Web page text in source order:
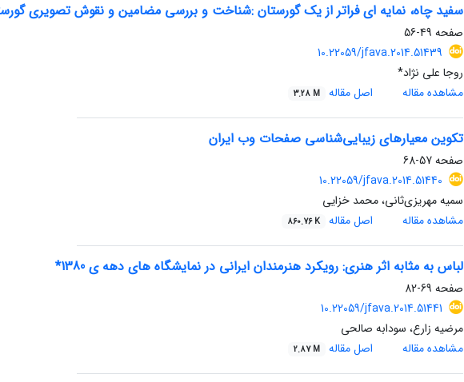
سفید چاه، نمایه ای فراتر از یک گورستان :شناخت و بررسی مضامین و نقوش تصویری
صفحه 49-56
10.22059/jfava.2014.51439
روجا علی نژاد*
مشاهده مقاله
اصل مقاله 3.28 M
تکوین معیارهای زیبایی‌شناسی صفحات وب ایران
صفحه57-68
10.22059/jfava.2014.51440
سمیه مهریزی‌ثانی، محمد خزایی
مشاهده مقاله
اصل مقاله 860.76 K
لباس به مثابه اثر هنری: رویکرد هنرمندان ایرانی در نمایشگاه های دهه ی 1380*
صفحه 69-82
10.22059/jfava.2014.51441
مرضیه زارع، سودابه صالحی
مشاهده مقاله
اصل مقاله 2.87 M